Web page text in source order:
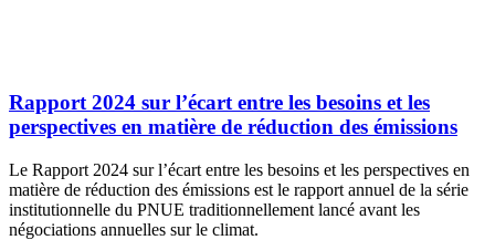
Rapport 2024 sur l’écart entre les besoins et les
perspectives en matière de réduction des émissions
Le Rapport 2024 sur l’écart entre les besoins et les perspectives en
matière de réduction des émissions est le rapport annuel de la série
institutionnelle du PNUE traditionnellement lancé avant les
négociations annuelles sur le climat.